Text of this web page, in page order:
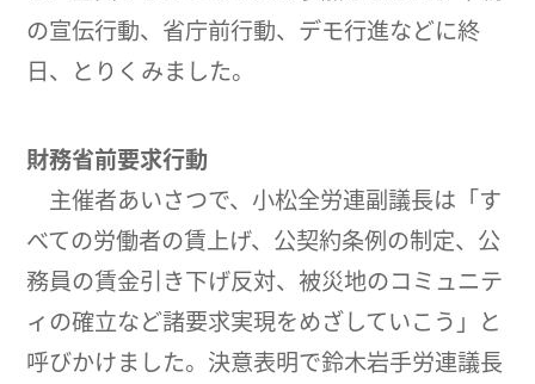
の宣伝行動、省庁前行動、デモ行進などに終
日、とりくみました。
財務省前要求行動
主催者あいさつで、小松全労連副議長は「す
べての労働者の賃上げ、公契約条例の制定、公
務員の賃金引き下げ反対、被災地のコミュニテ
ィの確立など諸要求実現をめざしていこう」と
呼びかけました。決意表明で鈴木岩手労連議長